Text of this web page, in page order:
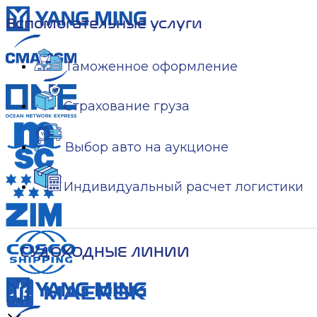
Вспомогательные услуги
Таможенное оформление
Страхование груза
Выбор авто на аукционе
Индивидуальный расчет логистики
СУДОХОДНЫЕ ЛИНИИ